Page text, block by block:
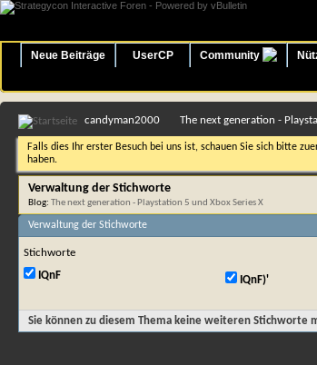
Neue Beiträge UserCP Community
candyman2000 The next generation -
Falls dies Ihr erster Besuch bei uns ist, schauen Sie sich bitte
haben.
Verwaltung der Stichworte
Blog: The next generation - Playstation 5 und Xbox Series X
Verwaltung der Stichworte
Stichworte
IQnF
IQnF)'
Sie können zu diesem Thema keine weiteren Stichworte